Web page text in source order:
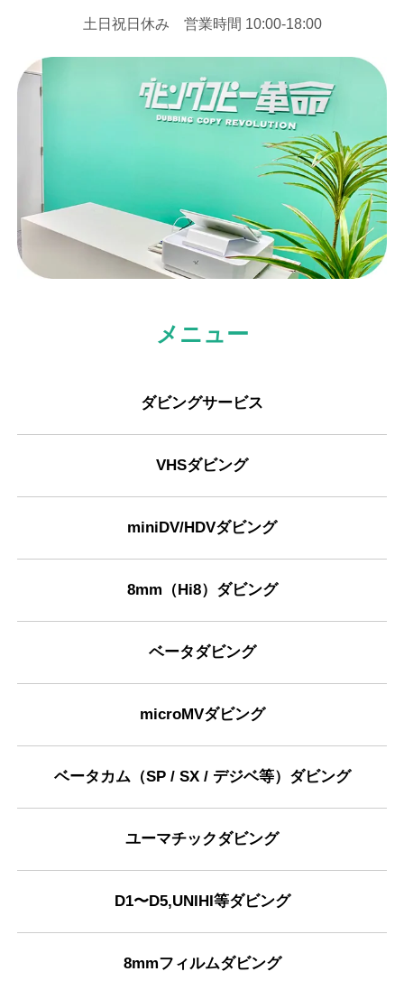
⼟⽇祝⽇休み 営業時間 10:00-18:00
メニュー
ダビングサービス
VHSダビング
miniDV/HDVダビング
8mm（Hi8）ダビング
ベータダビング
microMVダビング
ベータカム（SP / SX / デジベ等）ダビング
ユーマチックダビング
D1〜D5,UNIHI等ダビング
8mmフィルムダビング